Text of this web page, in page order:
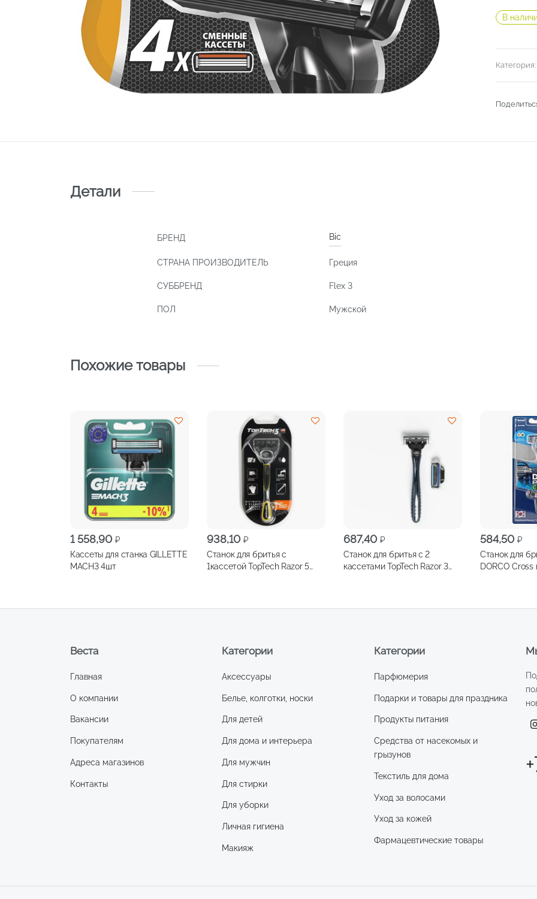
В
Категория:
Детали
БРЕНД Bic
СТРАНА ПРОИЗВОДИТЕЛЬ Греция
СУББРЕНД Flex 3
ПОЛ Мужской
Похожие товары
1 558,90 ₽
Кассеты для станка GILLETTE
MACH3 4шт
938,10 ₽
Станок для бритья с
1кассетой TopTech Razor 5
687,40 ₽
Станок для бритья с 2
кассетами TopTech Razor 3
584,50 ₽
Станок для
DORCO
Категории
Аксессуары
Белье, колготки, носки
Для детей
Для дома и интерьера
Для мужчин
Для стирки
Для уборки
Личная гигиена
Макияж
Категории
Парфюмерия
Подарки и товары для праздника
Продукты питания
Средства от насекомых и
грызунов
Текстиль для дома
Уход за волосами
Уход за кожей
Фармацевтические товары
Веста
Главная
О компании
Вакансии
Покупателям
Адреса магазинов
Контакты